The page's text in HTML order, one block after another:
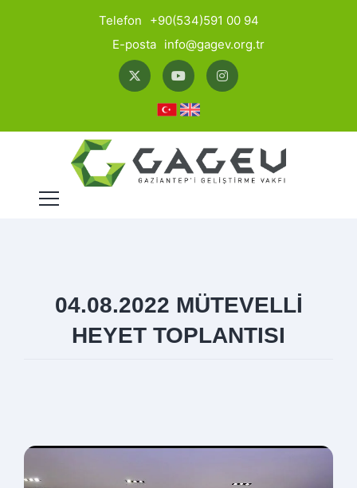
Telefon
+90(534)591 00 94
E-posta info@gagev.org.tr
04.08.2022 MÜTEVELLİ
HEYET TOPLANTISI